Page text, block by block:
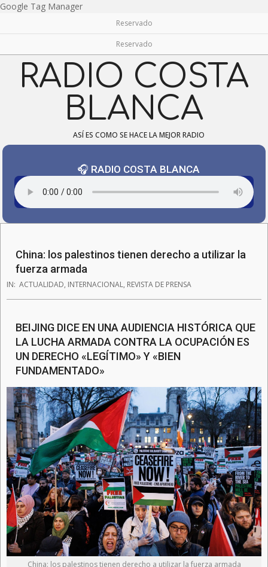
Google Tag ManagerSkip
content
Reservado
Reservado
RADIO COSTA
BLANCA
ASÍ ES COMO SE HACE LA MEJOR RADIO
🎧 RADIO COSTA BLANCA
China: los palestinos tienen derecho a utilizar la
fuerza armada
IN: ACTUALIDAD, INTERNACIONAL, REVISTA DE PRENSA
BEIJING DICE EN UNA AUDIENCIA HISTÓRICA QUE
LA LUCHA ARMADA CONTRA LA OCUPACIÓN ES
UN DERECHO «LEGÍTIMO» Y «BIEN
FUNDAMENTADO»
China: los palestinos tienen derecho a utilizar la fuerza armada